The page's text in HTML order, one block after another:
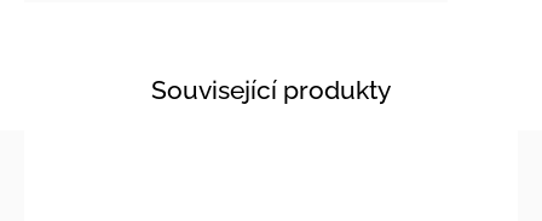
Související produkty